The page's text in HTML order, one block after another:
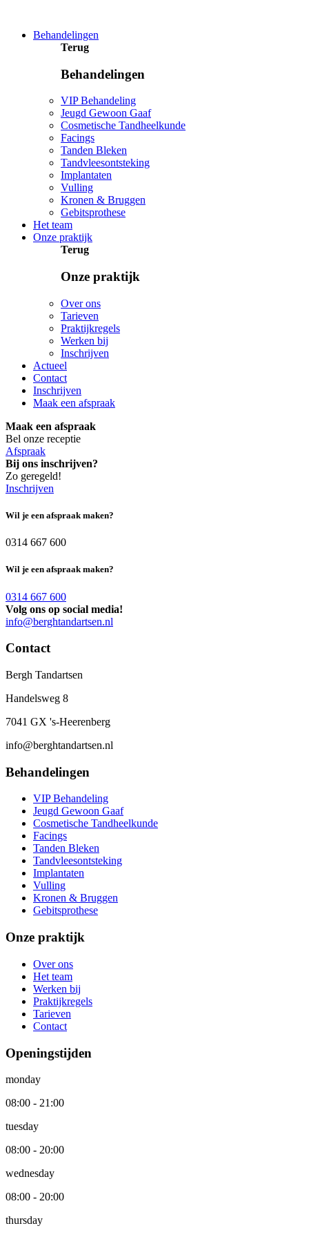
Behandelingen
Terug
Behandelingen
VIP Behandeling
Jeugd Gewoon Gaaf
Cosmetische Tandheelkunde
Facings
Tanden Bleken
Tandvleesontsteking
Implantaten
Vulling
Kronen & Bruggen
Gebitsprothese
Het team
Onze praktijk
Terug
Onze praktijk
Over ons
Tarieven
Praktijkregels
Werken bij
Inschrijven
Actueel
Contact
Inschrijven
Maak een afspraak
Maak een afspraak
Bel onze receptie
Afspraak
Bij ons inschrijven?
Zo geregeld!
Inschrijven
Wil je een afspraak maken?
0314 667 600
Wil je een afspraak maken?
0314 667 600
Volg ons op social media!
info@berghtandartsen.nl
Contact
Bergh Tandartsen
Handelsweg 8
7041 GX 's-Heerenberg
info@berghtandartsen.nl
Behandelingen
VIP Behandeling
Jeugd Gewoon Gaaf
Cosmetische Tandheelkunde
Facings
Tanden Bleken
Tandvleesontsteking
Implantaten
Vulling
Kronen & Bruggen
Gebitsprothese
Onze praktijk
Over ons
Het team
Werken bij
Praktijkregels
Tarieven
Contact
Openingstijden
monday
08:00 - 21:00
tuesday
08:00 - 20:00
wednesday
08:00 - 20:00
thursday